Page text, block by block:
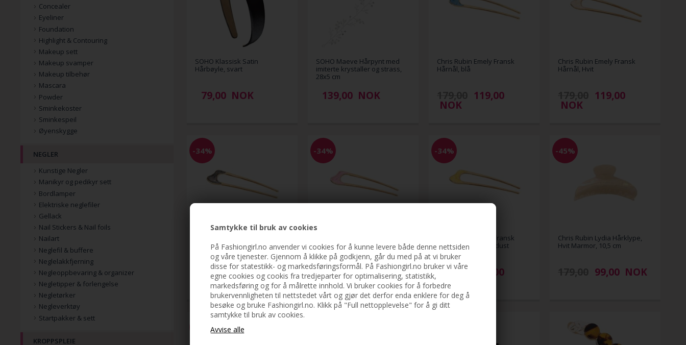
Samtykke til bruk av cookies
På Fashiongirl.no anvender vi cookies for å kunne levere både denne nettsiden
og våre tjenester. Gjennom å klikke på godkjenn, går du med på at vi bruker
disse for statestikk- og markedsføringsformål. På Fashiongirl.no bruker vi våre
egne cookies og cookis fra tredjeparter for optimalisering, statistikk,
markedsføring og for å målrette innhold. Vi bruker cookies for å forbedre
brukervennligheten til nettstedet vårt og gjør det derfor enda enklere for deg å
besøke og bruke Fashiongirl.no. Klikk på "Full nettopplevelse" for å gi ditt
samtykke til bruk av cookies.
SOHO Klassisk Satin
Hårbøyle, svart
79,00 NOK
SOHO Maeve Hårpynt med
imiterte krystaller og strass,
28x5 cm
139,00 NOK
Chris Rubin Emely Fransk
Hårnål, blå
119,00
NOK
Chris Rubin Emely Fransk
Hårnål, Hvit
119,00
NOK
-34%
hårnål, Midnight
179,00 119,00
NOK
-34%
Hårnål, Pink
179,00 119,00
NOK
-34%
Chris Rubin Emely Fransk
Hårnål, Yellow Stardust
179,00 119,00
NOK
-45%
Chris Rubin Lydia Hårklype,
Hvit Marmor, 10,5 cm
99,00 NOK
-45%
Concealer
Eyeliner
Foundation
Highlight & Contouring
Makeup sett
Makeup svamper
Makeup tilbehør
Mascara
Powder
Sminkekoster
Sminkespeil
Øyenskygge
NEGLER
Kunstige Negler
Manikyr og pedikyr sett
Bordlamper
Elektriske neglefiler
Gellack
Nail Stickers & Nail foils
Nailart
Neglefil & buffere
Neglelakkfjerning
Negleoppbevaring & organizer
Negletipper & forlengelse
Negletørker
Negleverktøy
Startpakker & sett
KROPPSPLEIE